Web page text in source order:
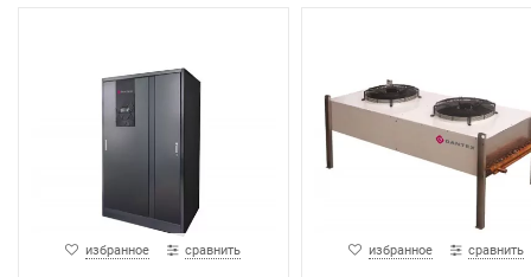
избранное сравнить избранное сравнить